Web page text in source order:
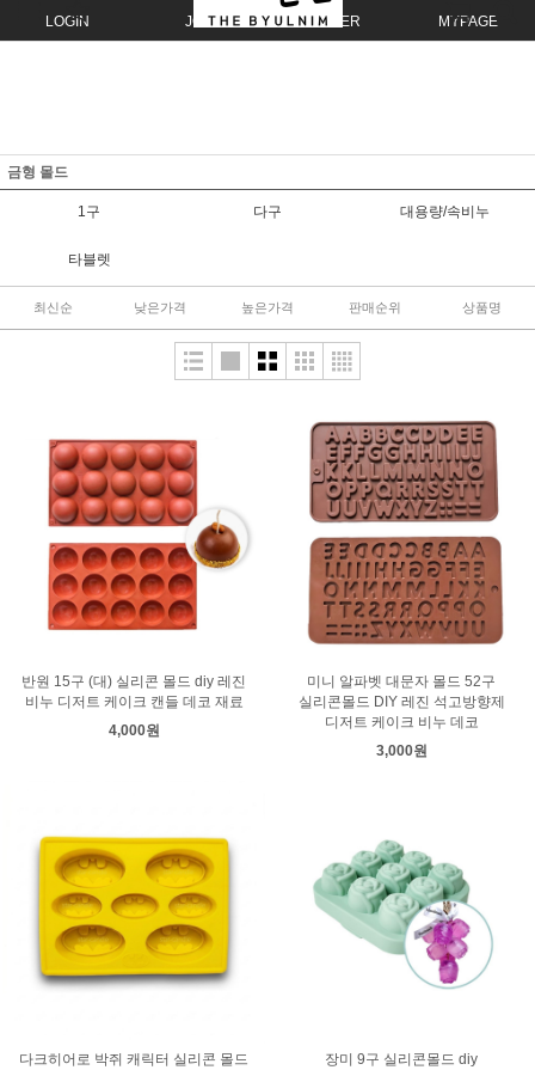
LOGIN JOIN ORDER MYPAGE
금형 몰드
1구 다구 대용량/속비누
타블렛
최신순 낮은가격 높은가격 판매순위 상품명
반원 15구 (대) 실리콘 몰드 diy 레진
비누 디저트 케이크 캔들 데코 재료
4,000원
미니 알파벳 대문자 몰드 52구
실리콘몰드 DIY 레진 석고방향제
디저트 케이크 비누 데코
3,000원
다크히어로 박쥐 캐릭터 실리콘 몰드
장미 9구 실리콘몰드 diy